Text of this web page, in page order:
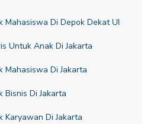
Mahasiswa Di Depok Dekat UI
Untuk Anak Di Jakarta
Mahasiswa Di Jakarta
Bisnis Di Jakarta
Karyawan Di Jakarta